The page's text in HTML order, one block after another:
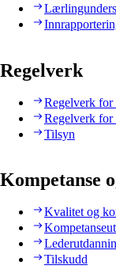
Regelverk
Regelverk for
Regelverk
Tilsyn
Kompetanse
Kvalitet og
Tilskudd